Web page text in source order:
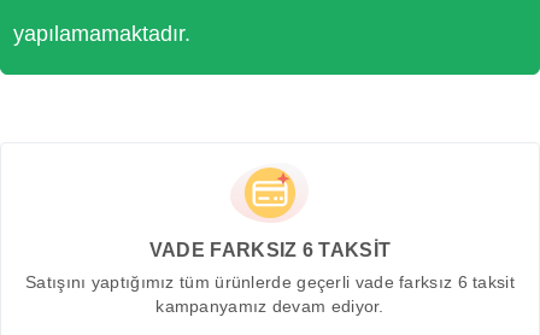
yapılamamaktadır.
VADE FARKSIZ 6 TAKSİT
Satışını yaptığımız tüm ürünlerde geçerli vade farksız 6 taksit
kampanyamız devam ediyor.